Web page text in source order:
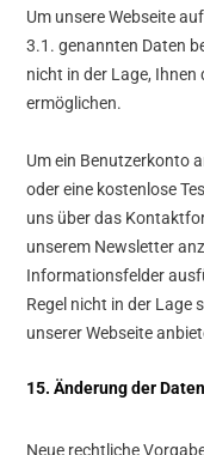
Um unsere Webseite
3.1. genannten Daten
nicht in der Lage, Ihnen
ermöglichen.
Um ein Benutzerkonto
oder eine kostenlose
uns über das
unserem Newsletter
Informationsfelder
Regel nicht in der Lage
unserer Webseite
15. Änderung der
Neue rechtliche